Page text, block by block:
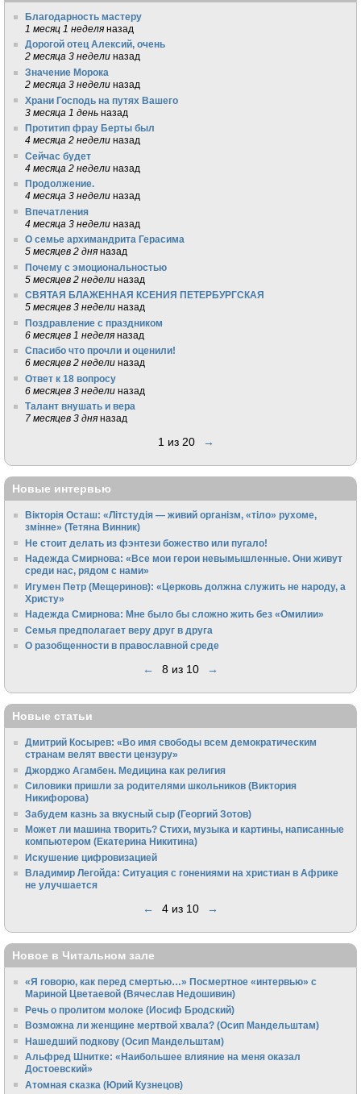
Благодарность мастеру
1 месяц 1 неделя назад
Дорогой отец Алексий, очень
2 месяца 3 недели назад
Значение Морока
2 месяца 3 недели назад
Храни Господь на путях Вашего
3 месяца 1 день назад
Протитип фрау Берты был
4 месяца 2 недели назад
Сейчас будет
4 месяца 2 недели назад
Продолжение.
4 месяца 3 недели назад
Впечатления
4 месяца 3 недели назад
О семье архимандрита Герасима
5 месяцев 2 дня назад
Почему с эмоциональностью
5 месяцев 2 недели назад
СВЯТАЯ БЛАЖЕННАЯ КСЕНИЯ ПЕТЕРБУРГСКАЯ
5 месяцев 3 недели назад
Поздравление с праздником
6 месяцев 1 неделя назад
Спасибо что прочли и оценили!
6 месяцев 2 недели назад
Ответ к 18 вопросу
6 месяцев 3 недели назад
Талант внушать и вера
7 месяцев 3 дня назад
1 из 20 →
Новые интервью
Вікторія Осташ: «Літстудія — живий організм, «тіло» рухоме,
змінне» (Тетяна Винник)
Не стоит делать из фэнтези божество или пугало!
Надежда Смирнова: «Все мои герои невымышленные. Они живут
среди нас, рядом с нами»
Игумен Петр (Мещеринов): «Церковь должна служить не народу, а
Христу»
Надежда Смирнова: Мне было бы сложно жить без «Омилии»
Семья предполагает веру друг в друга
О разобщенности в православной среде
← 8 из 10 →
Новые статьи
Дмитрий Косырев: «Во имя свободы всем демократическим
странам велят ввести цензуру»
Джорджо Агамбен. Медицина как религия
Силовики пришли за родителями школьников (Виктория
Никифорова)
Забудем казнь за вкусный сыр (Георгий Зотов)
Может ли машина творить? Стихи, музыка и картины, написанные
компьютером (Екатерина Никитина)
Искушение цифровизацией
Владимир Легойда: Ситуация с гонениями на христиан в Африке
не улучшается
← 4 из 10 →
Новое в Читальном зале
«Я говорю, как перед смертью…» Посмертное «интервью» с
Мариной Цветаевой (Вячеслав Недошивин)
Речь о пролитом молоке (Иосиф Бродский)
Возможна ли женщине мертвой хвала? (Осип Мандельштам)
Нашедший подкову (Осип Мандельштам)
Альфред Шнитке: «Наибольшее влияние на меня оказал
Достоевский»
Атомная сказка (Юрий Кузнецов)